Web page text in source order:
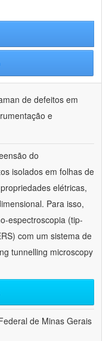
de defeitos em
e
do
isolados em folhas de
elétricas,
Para isso,
espectroscopia (tip-
com um sistema de
tunnelling microscopy
de Minas Gerais